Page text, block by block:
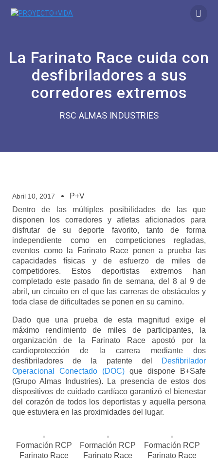
La Farinato Race cuida con
desfibriladores a sus
corredores extremos
RSC ALMAS INDUSTRIES
Abril 10, 2017
P+V
Dentro de las múltiples posibilidades de las que
disponen los corredores y atletas aficionados para
disfrutar de su deporte favorito, tanto de forma
independiente como en competiciones regladas,
eventos como la Farinato Race ponen a prueba las
capacidades físicas y de esfuerzo de miles de
competidores. Estos deportistas extremos han
completado este pasado fin de semana, del 8 al 9 de
abril, un circuito en el que las carreras de obstáculos y
toda clase de dificultades se ponen en su camino.
Dado que una prueba de esta magnitud exige el
máximo rendimiento de miles de participantes, la
organización de la Farinato Race apostó por la
cardioprotección de la carrera mediante dos
desfibriladores de la patente del
Desfibrilador
Operacional Conectado (DOC) que dispone B+Safe
(Grupo Almas Industries). La presencia de estos dos
dispositivos de cuidado cardíaco garantizó el bienestar
del corazón de todos los deportistas y aquella persona
que estuviera en las proximidades del lugar.
Formación RCP
Farinato Race
Formación RCP
Farinato Race
Formación RCP
Farinato Race